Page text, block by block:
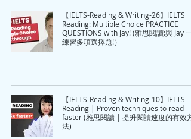
【IELTS-Reading & Writing-26】IELTS
Reading: Multiple Choice PRACTICE
QUESTIONS with Jay! (雅思閱讀:與 Jay 一
練習多項選擇題!）
【IELTS-Reading & Writing-10】IELTS
Reading | Proven techniques to read
faster (雅思閱讀 | 提升閱讀速度的有效方
法)